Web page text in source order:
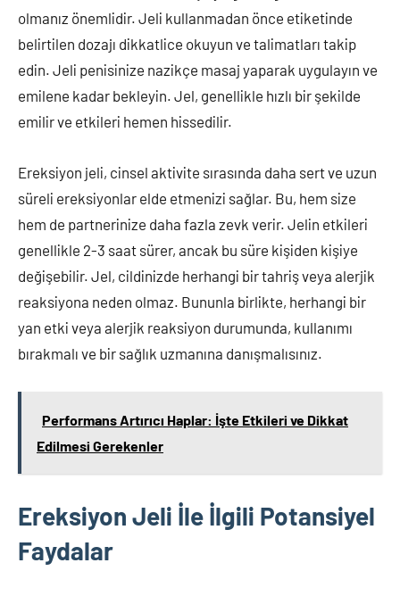
olmanız önemlidir. Jeli kullanmadan önce etiketinde
belirtilen dozajı dikkatlice okuyun ve talimatları takip
edin. Jeli penisinize nazikçe masaj yaparak uygulayın ve
emilene kadar bekleyin. Jel, genellikle hızlı bir şekilde
emilir ve etkileri hemen hissedilir.
Ereksiyon jeli, cinsel aktivite sırasında daha sert ve uzun
süreli ereksiyonlar elde etmenizi sağlar. Bu, hem size
hem de partnerinize daha fazla zevk verir. Jelin etkileri
genellikle 2-3 saat sürer, ancak bu süre kişiden kişiye
değişebilir. Jel, cildinizde herhangi bir tahriş veya alerjik
reaksiyona neden olmaz. Bununla birlikte, herhangi bir
yan etki veya alerjik reaksiyon durumunda, kullanımı
bırakmalı ve bir sağlık uzmanına danışmalısınız.
Performans Artırıcı Haplar: İşte Etkileri ve Dikkat
Edilmesi Gerekenler
Ereksiyon Jeli İle İlgili Potansiyel
Faydalar